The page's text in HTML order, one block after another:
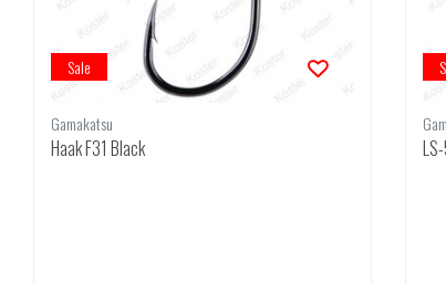
Sale
Gamakatsu
Haak F31 Black